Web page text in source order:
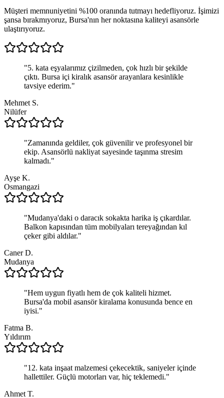
Müşteri memnuniyetini %100 oranında tutmayı hedefliyoruz. İşimizi
şansa bırakmıyoruz, Bursa'nın her noktasına kaliteyi asansörle
ulaştırıyoruz.
"5. kata eşyalarımız çizilmeden, çok hızlı bir şekilde
çıktı. Bursa içi kiralık asansör arayanlara kesinlikle
tavsiye ederim."
Mehmet S.
Nilüfer
"Zamanında geldiler, çok güvenilir ve profesyonel bir
ekip. Asansörlü nakliyat sayesinde taşınma stresim
kalmadı."
Ayşe K.
Osmangazi
"Mudanya'daki o daracık sokakta harika iş çıkardılar.
Balkon kapısından tüm mobilyaları tereyağından kıl
çeker gibi aldılar."
Caner D.
Mudanya
"Hem uygun fiyatlı hem de çok kaliteli hizmet.
Bursa'da mobil asansör kiralama konusunda bence en
iyisi."
Fatma B.
Yıldırım
"12. kata inşaat malzemesi çekecektik, saniyeler içinde
hallettiler. Güçlü motorları var, hiç teklemedi."
Ahmet T.